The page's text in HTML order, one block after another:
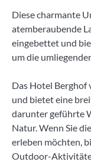
Diese charmante
atemberaubende
eingebettet und
um die
Das Hotel Berghof
und bietet eine
darunter geführte
Natur. Wenn Sie
erleben möchten,
Outdoor-